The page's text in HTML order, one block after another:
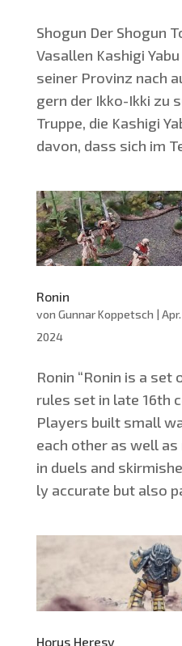
Sho­gun Der Sho­gun
Vasal­len Kashi­gi
sei­ner Pro­vinz nach
gern der Ikko-Ikki zu
Trup­pe, die Kashi­gi
davon, dass sich im
Ronin
von Gunnar Koppetsch |
2024
Ronin “Ronin is a
rules set in late 16th
Play­ers built small
each other as well
in duels and
ly accu­ra­te but also
Horus Heresy